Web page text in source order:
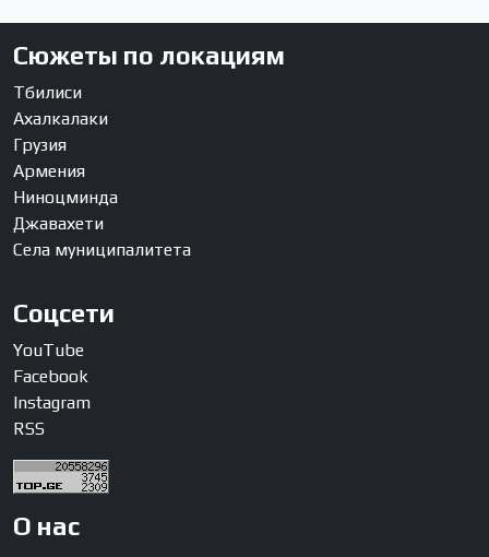
Сюжеты по локациям
Тбилиси
Ахалкалаки
Грузия
Армения
Ниноцминда
Джавахети
Села муниципалитета
Соцсети
YouTube
Facebook
Instagram
RSS
О нас